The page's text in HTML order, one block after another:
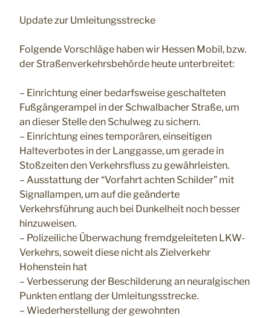
Update zur Umleitungsstrecke
Folgende Vorschläge haben wir Hessen Mobil, bzw.
der Straßenverkehrsbehörde heute unterbreitet:
– Einrichtung einer bedarfsweise geschalteten
Fußgängerampel in der Schwalbacher Straße, um
an dieser Stelle den Schulweg zu sichern.
– Einrichtung eines temporären, einseitigen
Halteverbotes in der Langgasse, um gerade in
Stoßzeiten den Verkehrsfluss zu gewährleisten.
– Ausstattung der “Vorfahrt achten Schilder” mit
Signallampen, um auf die geänderte
Verkehrsführung auch bei Dunkelheit noch besser
hinzuweisen.
– Polizeiliche Überwachung fremdgeleiteten LKW-
Verkehrs, soweit diese nicht als Zielverkehr
Hohenstein hat
– Verbesserung der Beschilderung an neuralgischen
Punkten entlang der Umleitungsstrecke.
– Wiederherstellung der gewohnten